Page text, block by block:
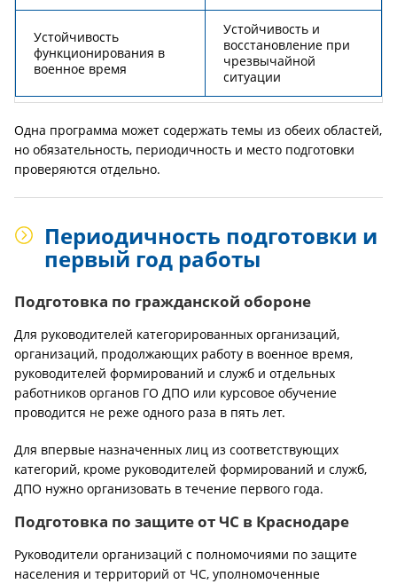
Устойчивость
функционирования в
военное время
Устойчивость и
восстановление при
чрезвычайной
ситуации
Одна программа может содержать темы из обеих областей,
но обязательность, периодичность и место подготовки
проверяются отдельно.
Периодичность подготовки и
первый год работы
Подготовка по гражданской обороне
Для руководителей категорированных организаций,
организаций, продолжающих работу в военное время,
руководителей формирований и служб и отдельных
работников органов ГО ДПО или курсовое обучение
проводится не реже одного раза в пять лет.
Для впервые назначенных лиц из соответствующих
категорий, кроме руководителей формирований и служб,
ДПО нужно организовать в течение первого года.
Подготовка по защите от ЧС в Краснодаре
Руководители организаций с полномочиями по защите
населения и территорий от ЧС, уполномоченные